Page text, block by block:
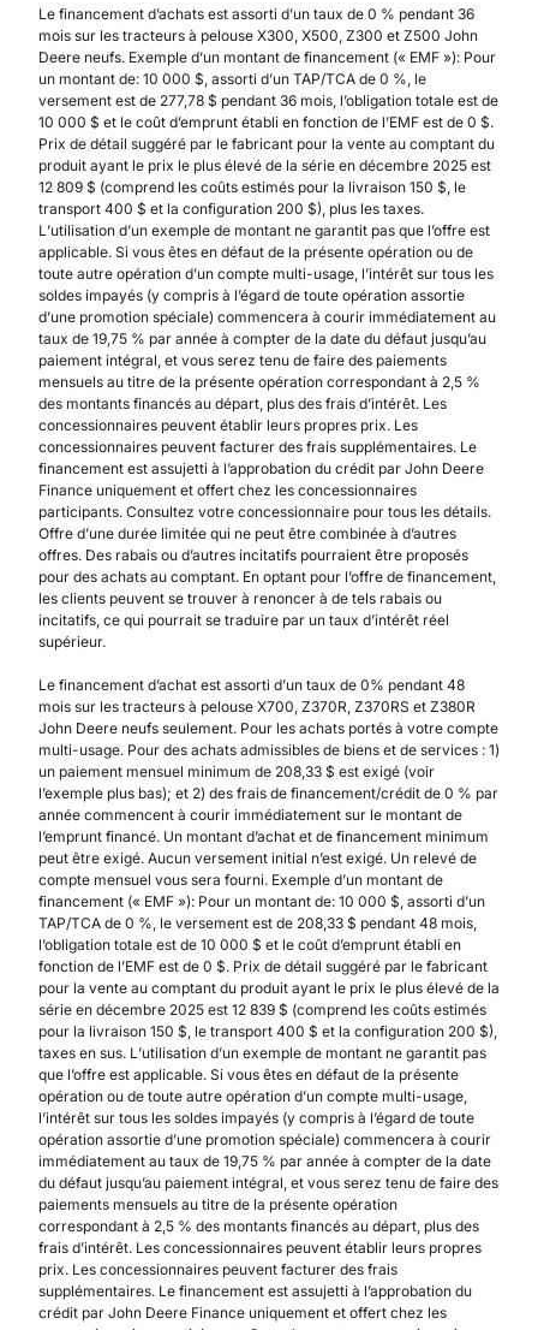
Le financement d’achats est assorti d’un taux de 0 % pendant 36
mois sur les tracteurs à pelouse X300, X500, Z300 et Z500 John
Deere neufs. Exemple d’un montant de financement (« EMF »): Pour
un montant de: 10 000 $, assorti d’un TAP/TCA de 0 %, le
versement est de 277,78 $ pendant 36 mois, l’obligation totale est de
10 000 $ et le coût d’emprunt établi en fonction de l’EMF est de 0 $.
Prix de détail suggéré par le fabricant pour la vente au comptant du
produit ayant le prix le plus élevé de la série en décembre 2025 est
12 809 $ (comprend les coûts estimés pour la livraison 150 $, le
transport 400 $ et la configuration 200 $), plus les taxes.
L’utilisation d’un exemple de montant ne garantit pas que l’offre est
applicable. Si vous êtes en défaut de la présente opération ou de
toute autre opération d’un compte multi-usage, l’intérêt sur tous les
soldes impayés (y compris à l’égard de toute opération assortie
d’une promotion spéciale) commencera à courir immédiatement au
taux de 19,75 % par année à compter de la date du défaut jusqu’au
paiement intégral, et vous serez tenu de faire des paiements
mensuels au titre de la présente opération correspondant à 2,5 %
des montants financés au départ, plus des frais d’intérêt. Les
concessionnaires peuvent établir leurs propres prix. Les
concessionnaires peuvent facturer des frais supplémentaires. Le
financement est assujetti à l’approbation du crédit par John Deere
Finance uniquement et offert chez les concessionnaires
participants. Consultez votre concessionnaire pour tous les détails.
Offre d’une durée limitée qui ne peut être combinée à d’autres
offres. Des rabais ou d’autres incitatifs pourraient être proposés
pour des achats au comptant. En optant pour l’offre de financement,
les clients peuvent se trouver à renoncer à de tels rabais ou
incitatifs, ce qui pourrait se traduire par un taux d’intérêt réel
supérieur.
Le financement d’achat est assorti d’un taux de 0% pendant 48
mois sur les tracteurs à pelouse X700, Z370R, Z370RS et Z380R
John Deere neufs seulement. Pour les achats portés à votre compte
multi-usage. Pour des achats admissibles de biens et de services : 1)
un paiement mensuel minimum de 208,33 $ est exigé (voir
l’exemple plus bas); et 2) des frais de financement/crédit de 0 % par
année commencent à courir immédiatement sur le montant de
l’emprunt financé. Un montant d’achat et de financement minimum
peut être exigé. Aucun versement initial n’est exigé. Un relevé de
compte mensuel vous sera fourni. Exemple d’un montant de
financement (« EMF »): Pour un montant de: 10 000 $, assorti d’un
TAP/TCA de 0 %, le versement est de 208,33 $ pendant 48 mois,
l’obligation totale est de 10 000 $ et le coût d’emprunt établi en
fonction de l’EMF est de 0 $. Prix de détail suggéré par le fabricant
pour la vente au comptant du produit ayant le prix le plus élevé de la
série en décembre 2025 est 12 839 $ (comprend les coûts estimés
pour la livraison 150 $, le transport 400 $ et la configuration 200 $),
taxes en sus. L’utilisation d’un exemple de montant ne garantit pas
que l’offre est applicable. Si vous êtes en défaut de la présente
opération ou de toute autre opération d’un compte multi-usage,
l’intérêt sur tous les soldes impayés (y compris à l’égard de toute
opération assortie d’une promotion spéciale) commencera à courir
immédiatement au taux de 19,75 % par année à compter de la date
du défaut jusqu’au paiement intégral, et vous serez tenu de faire des
paiements mensuels au titre de la présente opération
correspondant à 2,5 % des montants financés au départ, plus des
frais d’intérêt. Les concessionnaires peuvent établir leurs propres
prix. Les concessionnaires peuvent facturer des frais
supplémentaires. Le financement est assujetti à l’approbation du
crédit par John Deere Finance uniquement et offert chez les